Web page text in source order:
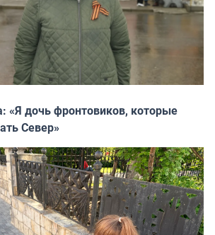
«Я дочь фронтовиков, которые
Север»